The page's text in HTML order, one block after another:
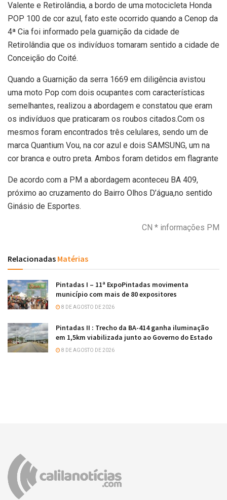
Valente e Retirolândia, a bordo de uma motocicleta Honda
POP 100 de cor azul, fato este ocorrido quando a Cenop da
4ª Cia foi informado pela guarnição da cidade de
Retirolândia que os indivíduos tomaram sentido a cidade de
Conceição do Coité.
Quando a Guarnição da serra 1669 em diligência avistou
uma moto Pop com dois ocupantes com características
semelhantes, realizou a abordagem e constatou que eram
os indivíduos que praticaram os roubos citados.Com os
mesmos foram encontrados três celulares, sendo um de
marca Quantium Vou, na cor azul e dois SAMSUNG, um na
cor branca e outro preta. Ambos foram detidos em flagrante
De acordo com a PM a abordagem aconteceu BA 409,
próximo ao cruzamento do Bairro Olhos D’água,no sentido
Ginásio de Esportes.
CN * informações PM
Relacionadas Matérias
Pintadas I – 11ª ExpoPintadas movimenta
município com mais de 80 expositores
8 DE AGOSTO DE 2026
Pintadas II : Trecho da BA-414 ganha iluminação
em 1,5km viabilizada junto ao Governo do Estado
8 DE AGOSTO DE 2026